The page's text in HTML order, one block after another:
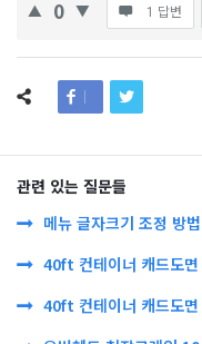
0 1 답변
관련 있는 질문들
메뉴 글자크기 조정 방법
40ft 컨테이너 캐드도면
40ft 컨테이너 캐드도면